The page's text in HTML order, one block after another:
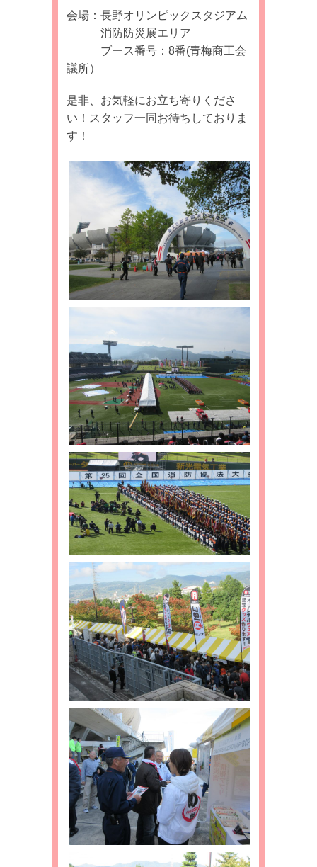
会場：長野オリンピックスタジアム
消防防災展エリア
ブース番号：8番(青梅商工会
議所）
是非、お気軽にお立ち寄りくださ
い！スタッフ一同お待ちしておりま
す！